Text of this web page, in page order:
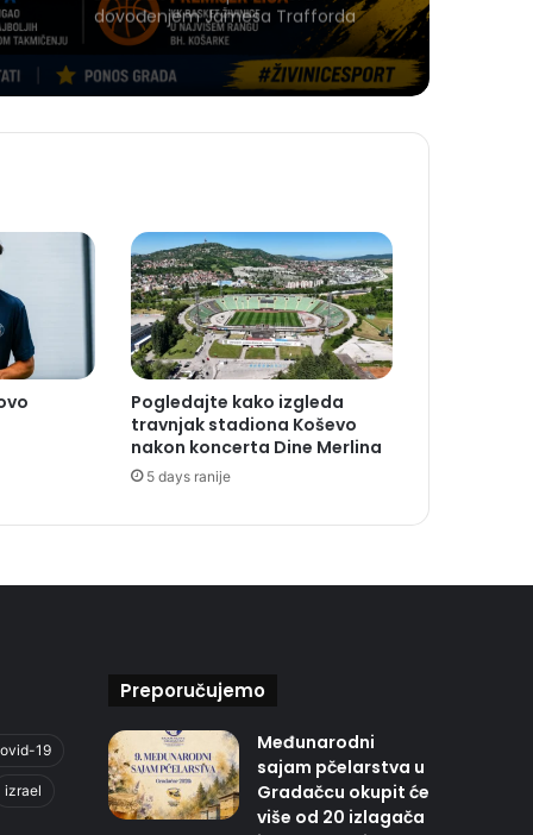
dovođenjem Jamesa Trafforda
Pogledajte kako izgleda
travnjak stadiona Koševo
nakon koncerta Dine Merlina
5 days ranije
19
izrael
Preporučujemo
Međunarodni
sajam pčelarstva u
Gradačcu okupit će
više od 20 izlagača